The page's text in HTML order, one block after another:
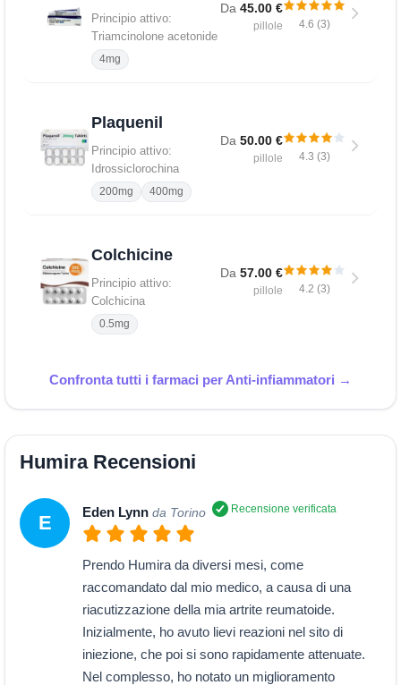
Principio attivo:
Triamcinolone acetonide
4mg
Da 45.00 €
pillole 4.6 (3)
Plaquenil
Principio attivo:
Idrossiclorochina
200mg 400mg
Da 50.00 €
pillole 4.3 (3)
Colchicine
Principio attivo:
Colchicina
0.5mg
Da 57.00 €
pillole 4.2 (3)
Confronta tutti i farmaci per Anti-infiammatori →
Humira Recensioni
E Eden Lynn da Torino Recensione verificata
Prendo Humira da diversi mesi, come
raccomandato dal mio medico, a causa di una
riacutizzazione della mia artrite reumatoide.
Inizialmente, ho avuto lievi reazioni nel sito di
iniezione, che poi si sono rapidamente attenuate.
Nel complesso, ho notato un miglioramento